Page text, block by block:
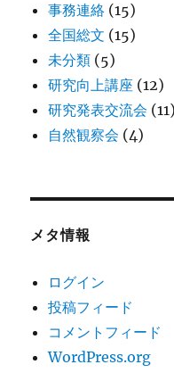
事務連絡 (15)
全国総文 (15)
未分類 (5)
研究向上講座 (12)
研究発表交流会 (11)
自然観察会 (4)
メタ情報
ログイン
投稿フィード
コメントフィード
WordPress.org